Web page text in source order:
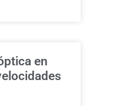
en